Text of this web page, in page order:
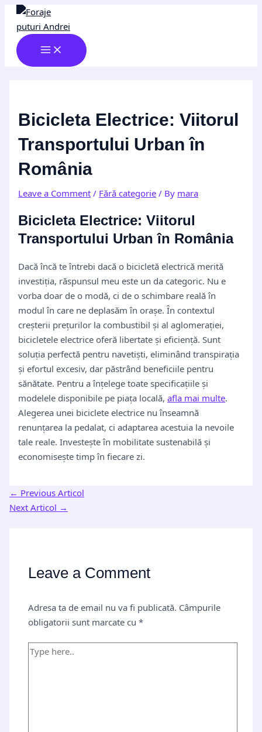
Skip
content
MENU
Bicicleta Electrice: Viitorul
Transportului Urban în
România
Leave a Comment / Fără categorie / By mara
Bicicleta Electrice: Viitorul
Transportului Urban în România
Dacă încă te întrebi dacă o bicicletă electrică merită
investiția, răspunsul meu este un da categoric. Nu e
vorba doar de o modă, ci de o schimbare reală în
modul în care ne deplasăm în orașe. În contextul
creșterii prețurilor la combustibil și al aglomerației,
bicicletele electrice oferă libertate și eficiență. Sunt
soluția perfectă pentru navetiști, eliminând transpirația
și efortul excesiv, dar păstrând beneficiile pentru
sănătate. Pentru a înțelege toate specificațiile și
modelele disponibile pe piața locală,afla mai multe.
Alegerea unei biciclete electrice nu înseamnă
renunțarea la pedalat, ci adaptarea acestuia la nevoile
tale reale. Investește în mobilitate sustenabilă și
economisește timp în fiecare zi.
Post
navigation
← Previous Articol
Next Articol →
Leave a Comment
Adresa ta de email nu va fi publicată. Câmpurile
obligatorii sunt marcate cu*
Type
here..
Name*
Email*
Website